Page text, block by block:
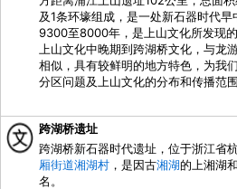
及1条环壕组成，是一处新石器时代
9300至8000年，是上山文化所发现
上山文化中晚期到跨湖桥文化，与龙
相似，具有较鲜明的地方特色，为我
分区问题及上山文化的分布和传播范
跨湖桥遗址
跨湖桥新石器时代遗址，位于浙江省
厢街道湘湖村 ，是因古湘湖的上湘湖
名。